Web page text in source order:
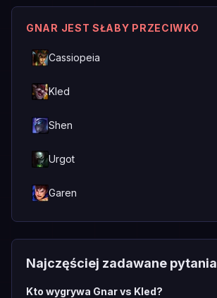
GNAR JEST SŁABY PRZECIWKO
Cassiopeia
Kled
Shen
Urgot
Garen
Najczęściej zadawane pytania
Kto wygrywa Gnar vs Kled?